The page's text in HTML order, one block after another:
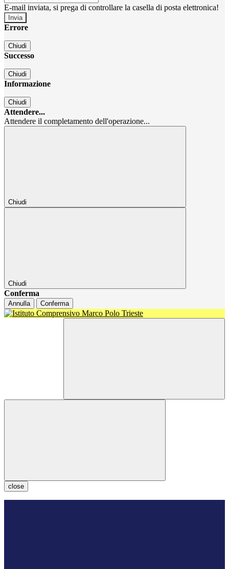
E-mail inviata, si prega di controllare la casella di posta elettronica!
Errore
Chiudi
Successo
Chiudi
Informazione
Chiudi
Attendere...
Attendere il completamento dell'operazione...
Chiudi
Chiudi
Conferma
Annulla Conferma
close